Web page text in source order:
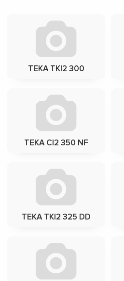
TEKA TKI2 300
TEKA CI2 350 NF
TEKA TKI2 325 DD